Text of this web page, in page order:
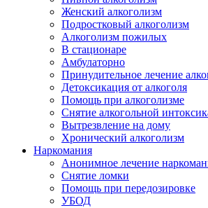
Женский алкоголизм
Подростковый алкоголизм
Алкоголизм пожилых
В стационаре
Амбулаторно
Принудительное лечение
Детоксикация от алкоголя
Помощь при алкоголизме
Снятие алкогольной
Вытрезвление на дому
Хронический алкоголизм
Наркомания
Анонимное лечение
Снятие ломки
Помощь при передозировке
УБОД